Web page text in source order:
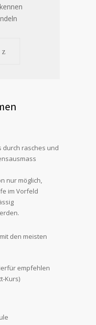
durch rasches und
nur möglich,
im Vorfeld
den meisten
empfehlen
Kurs)